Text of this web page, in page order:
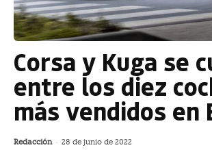
Corsa y Kuga se
entre los diez
más vendidos en
Redacción - 28 de junio de 2022